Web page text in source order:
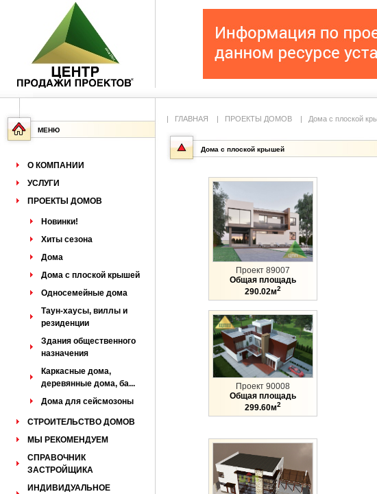
МЕНЮ
О КОМПАНИИ
УСЛУГИ
ПРОЕКТЫ ДОМОВ
Новинки!
Хиты сезона
Дома
Дома с плоской крышей
Односемейные дома
Таун-хаусы, виллы и
резиденции
Здания общественного
назначения
Каркасные дома,
деревянные дома, ба...
Дома для сейсмозоны
СТРОИТЕЛЬСТВО ДОМОВ
МЫ РЕКОМЕНДУЕМ
СПРАВОЧНИК
ЗАСТРОЙЩИКА
ИНДИВИДУАЛЬНОЕ
| ГЛАВНАЯ | ПРОЕКТЫ ДОМОВ | Дома с плоской
Дома с плоской крышей
Проект 89007
Общая площадь
290.02м2
Проект 90008
Общая площадь
299.60м2